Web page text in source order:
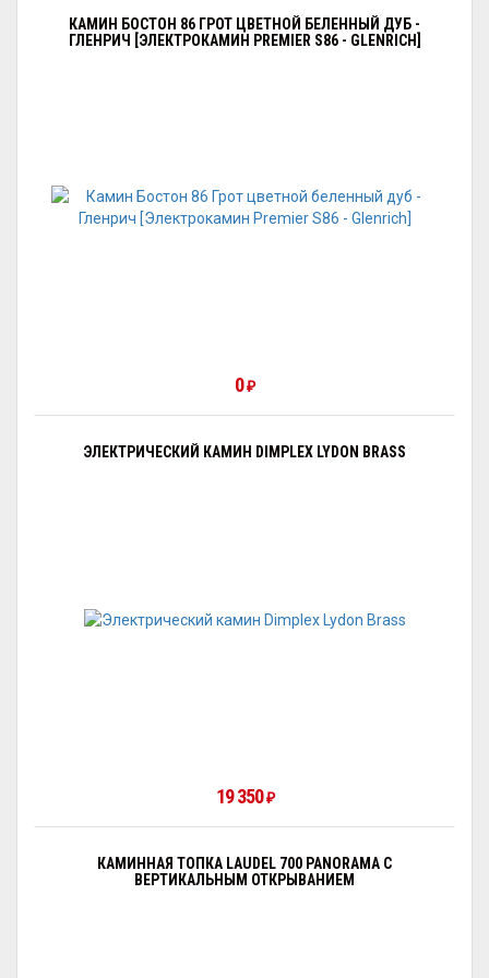
КАМИН БОСТОН 86 ГРОТ ЦВЕТНОЙ БЕЛЕННЫЙ ДУБ -
ГЛЕНРИЧ [ЭЛЕКТРОКАМИН PREMIER S86 - GLENRICH]
0₽
ЭЛЕКТРИЧЕСКИЙ КАМИН DIMPLEX LYDON BRASS
19 350₽
КАМИННАЯ ТОПКА LAUDEL 700 PANORAMA С
ВЕРТИКАЛЬНЫМ ОТКРЫВАНИЕМ